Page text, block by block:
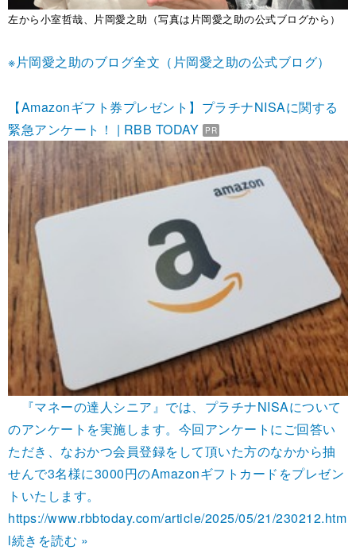
左から小室哲哉、片岡愛之助（写真は片岡愛之助の公式ブログから）
※片岡愛之助のブログ全文（片岡愛之助の公式ブログ）
【Amazonギフト券プレゼント】プラチナNISAに関する
緊急アンケート！ | RBB TODAY
PR
『マネーの達人シニア』では、プラチナNISAについて
のアンケートを実施します。今回アンケートにご回答い
ただき、なおかつ会員登録をして頂いた方のなかから抽
せんで3名様に3000円のAmazonギフトカードをプレゼン
トいたします。
https://www.rbbtoday.com/article/2025/05/21/230212.htm
l続きを読む »